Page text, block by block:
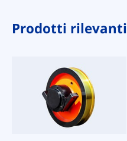
Prodotti rilevanti